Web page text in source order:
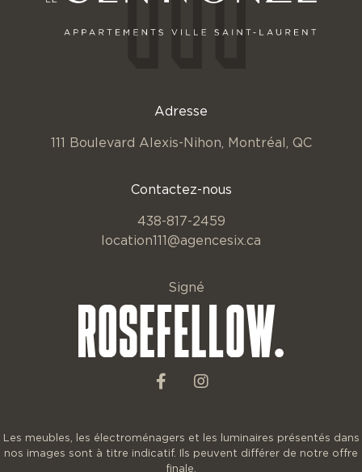
Adresse
111 Boulevard Alexis-Nihon, Montréal, QC
Contactez-nous
438-817-2459
location111@agencesix.ca
Signé
Les meubles, les électroménagers et les luminaires présentés dans
nos images sont à titre indicatif. Ils peuvent différer de notre offre
finale.